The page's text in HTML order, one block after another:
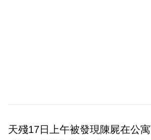
天殘17日上午被發現陳屍在公